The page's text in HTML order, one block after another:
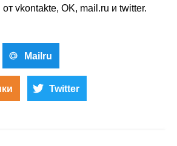
vkontakte, OK, mail.ru и twitter.
Mailru
Twitter